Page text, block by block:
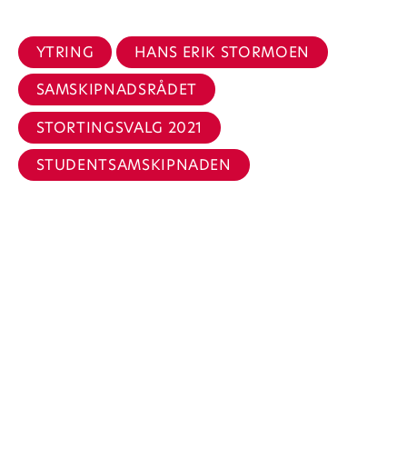
YTRING
HANS ERIK STORMOEN
SAMSKIPNADSRÅDET
STORTINGSVALG 2021
STUDENTSAMSKIPNADEN